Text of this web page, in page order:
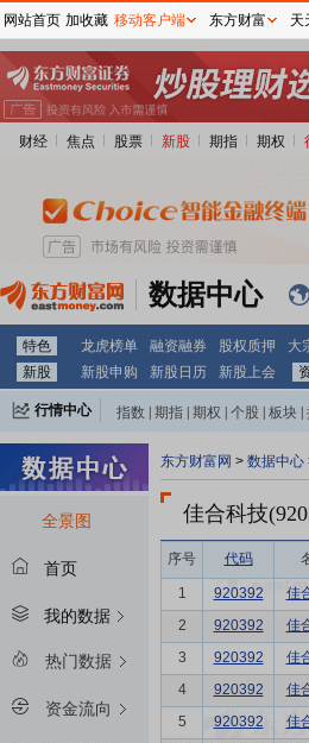
财经 焦点 股票 新股 期指 期权
数据中心
特色 龙虎榜单 融资融券 股权质押 大
新股
新股申购 新股日历 新股上会
行情中心 指数 期指 期权 个股 板块
全景图
首页
我的数据
热门数据
资金流向
东方财富网 > 数据中心
佳合科技
序号 代码
1 920392 佳
2
920392 佳
3
920392 佳
4
920392 佳
5
920392 佳
网站首页 加收藏 移动客户端 东方财富 天